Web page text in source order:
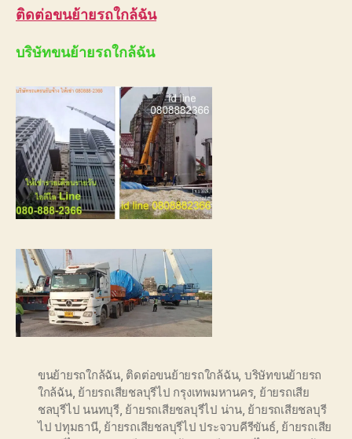
ติดต่อขนย้ายรถใกล้ฉัน
บริษัทขนย้ายรถใกล้ฉัน
ขนย้ายรถใกล้ฉัน, ติดต่อขนย้ายรถใกล้ฉัน, บริษัทขนย้ายรถ
ใกล้ฉัน, ย้ายรถเสียชลบุรีไป กรุงเทพมหานคร, ย้ายรถเสีย
ชลบุรีไป นนทบุรี, ย้ายรถเสียชลบุรีไป น่าน, ย้ายรถเสียชลบุรี
ไป ปทุมธานี, ย้ายรถเสียชลบุรีไป ประจวบคีรีขันธ์, ย้ายรถเสีย